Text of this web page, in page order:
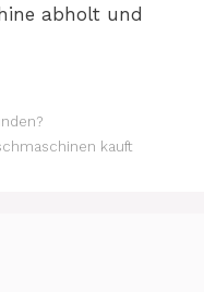
abholt und
kauft